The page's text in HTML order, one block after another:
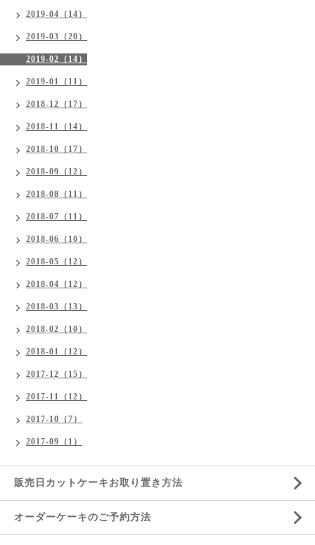
2019-04（14）
2019-03（20）
2019-02（14）
2019-01（11）
2018-12（17）
2018-11（14）
2018-10（17）
2018-09（12）
2018-08（11）
2018-07（11）
2018-06（10）
2018-05（12）
2018-04（12）
2018-03（13）
2018-02（10）
2018-01（12）
2017-12（15）
2017-11（12）
2017-10（7）
2017-09（1）
販売日カットケーキお取り置き方法
オーダーケーキのご予約方法